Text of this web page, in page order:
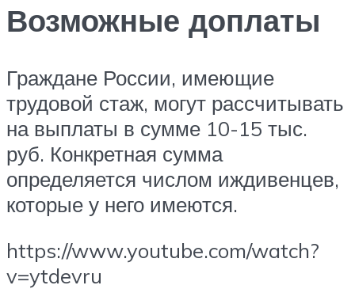
Возможные доплаты
Граждане России, имеющие
трудовой стаж, могут рассчитывать
на выплаты в сумме 10-15 тыс.
руб. Конкретная сумма
определяется числом иждивенцев,
которые у него имеются.
https://www.youtube.com/watch?
v=ytdevru